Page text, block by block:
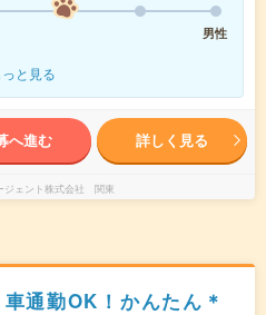
男性
っと見る
へ進む 詳しく見る
ジェント株式会社 関東
通勤OK！かんたん＊